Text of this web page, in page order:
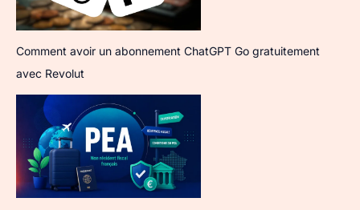
Comment avoir un abonnement ChatGPT Go gratuitement
avec Revolut